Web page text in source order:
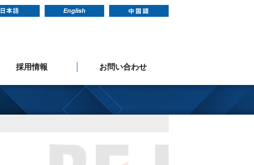
採用情報
新卒採用
中途採用
人事メッセージ
お問い合わせ